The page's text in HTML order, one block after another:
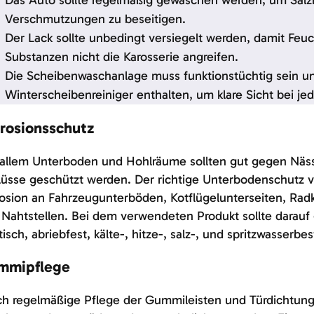
Verschmutzungen zu beseitigen.
Der Lack sollte unbedingt versiegelt werden, damit
Substanzen nicht die Karosserie angreifen.
Die Scheibenwaschanlage muss funktionstüchtig sein
Winterscheibenreiniger enthalten, um klare Sicht bei
Unterboden und Hohlräume sollten gut gegen
geschützt werden. Der richtige Unterbodenschutz
an Fahrzeugunterböden, Kotflügelunterseiten,
Bei dem verwendeten Produkt sollte
abriebfest, kälte-, hitze-, salz-, und
regelmäßige Pflege der Gummileisten und